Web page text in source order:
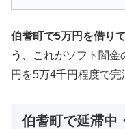
伯耆町で5万円を借り
う
、これがソフト闇
円を5万4千円程度で完
伯耆町で延滞中